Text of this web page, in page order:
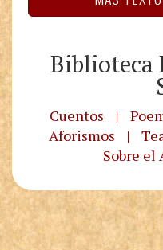
Biblioteca
Cuentos |
Aforismos
|
Sobre el